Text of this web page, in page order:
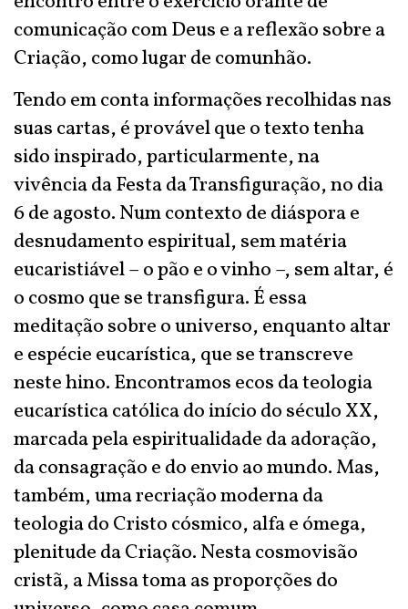
comunicação com Deus e a reflexão sobre a
Criação, como lugar de comunhão.
Tendo em conta informações recolhidas nas
suas cartas, é provável que o texto tenha
sido inspirado, particularmente, na
vivência da Festa da Transfiguração, no dia
6 de agosto. Num contexto de diáspora e
desnudamento espiritual, sem matéria
eucaristiável – o pão e o vinho –, sem altar, é
o cosmo que se transfigura. É essa
meditação sobre o universo, enquanto altar
e espécie eucarística, que se transcreve
neste hino. Encontramos ecos da teologia
eucarística católica do início do século XX,
marcada pela espiritualidade da adoração,
da consagração e do envio ao mundo. Mas,
também, uma recriação moderna da
teologia do Cristo cósmico, alfa e ómega,
plenitude da Criação. Nesta cosmovisão
cristã, a Missa toma as proporções do